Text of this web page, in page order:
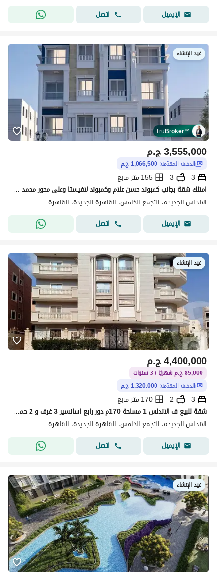
الإيميل
اتصل
قيد الإنشاء
TruBroker™
ج.م3,555,000
الدفعة المقدّمة: 1,066,500 ج.م
3
3
155 متر مربع
امتلك شقة بجانب كمبوند حسن علام وكمبوند لافيستا وعلى محور محمد نجيب والنيابة العامة في قلب التجمع الخامس
الاندلس الجديده، التجمع الخامس، القاهرة الجديدة، القاهرة
الإيميل
اتصل
قيد الإنشاء
ج.م4,400,000
85,000 ج.م شهريًا / 3 سنوات
الدفعة المقدّمة: 1,320,000 ج.م
3
2
170 متر مربع
شقة للبيع ف الاندلس 1 مساحة 170م دور رابع اسانسير 3 غرف و 2 حمام نصف تشطيب لوكيشن مميز ناصية فيو حديقة بمقدم 1.3 مليون
الاندلس الجديده، التجمع الخامس، القاهرة الجديدة، القاهرة
الإيميل
اتصل
قيد الإنشاء